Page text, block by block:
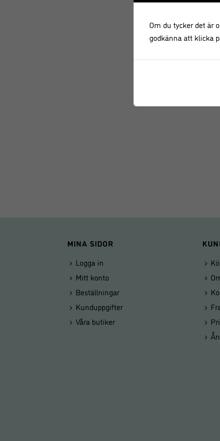
MINA SIDOR
Logga in
Mitt konto
Beställningar
Kunduppgifter
Våra butiker
Om du tycker det är
godkänna att klicka